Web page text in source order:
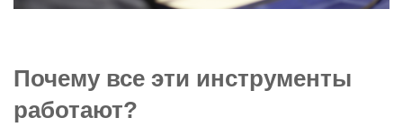
Почему все эти инструменты
работают?